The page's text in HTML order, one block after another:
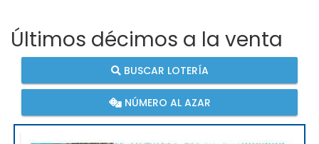
Últimos décimos a la venta
BUSCAR LOTERÍA
NÚMERO AL AZAR